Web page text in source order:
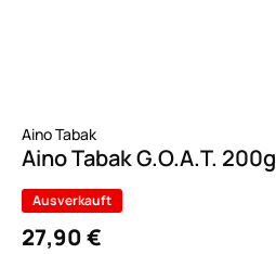
Aino Tabak
Aino Tabak G.O.A.T. 200g
Ausverkauft
27,90 €